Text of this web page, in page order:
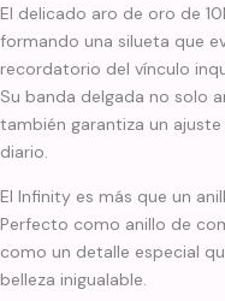
El delicado aro de oro de
formando una silueta que
recordatorio del vínculo
Su banda delgada no solo
también garantiza un
diario.
El Infinity es más que un
Perfecto como anillo de
como un detalle especial
belleza inigualable.